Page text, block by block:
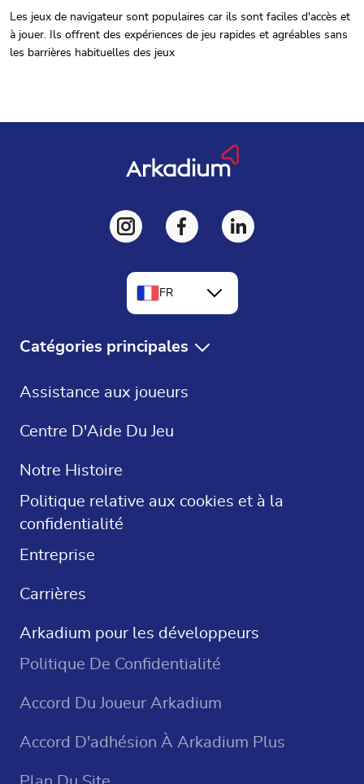
Les jeux de navigateur sont populaires car ils sont faciles d'accès et
à jouer. Ils offrent des expériences de jeu rapides et agréables sans
les barrières habituelles des jeux
Catégories principales
Sudoku
Assistance aux joueurs
Centre D'Aide Du Jeu
Notre Histoire
Politique relative aux cookies et à la
confidentialité
FR
ES
Entreprise
Carrières
Arkadium pour les développeurs
Politique De Confidentialité
Accord Du Joueur Arkadium
Accord D'adhésion À Arkadium Plus